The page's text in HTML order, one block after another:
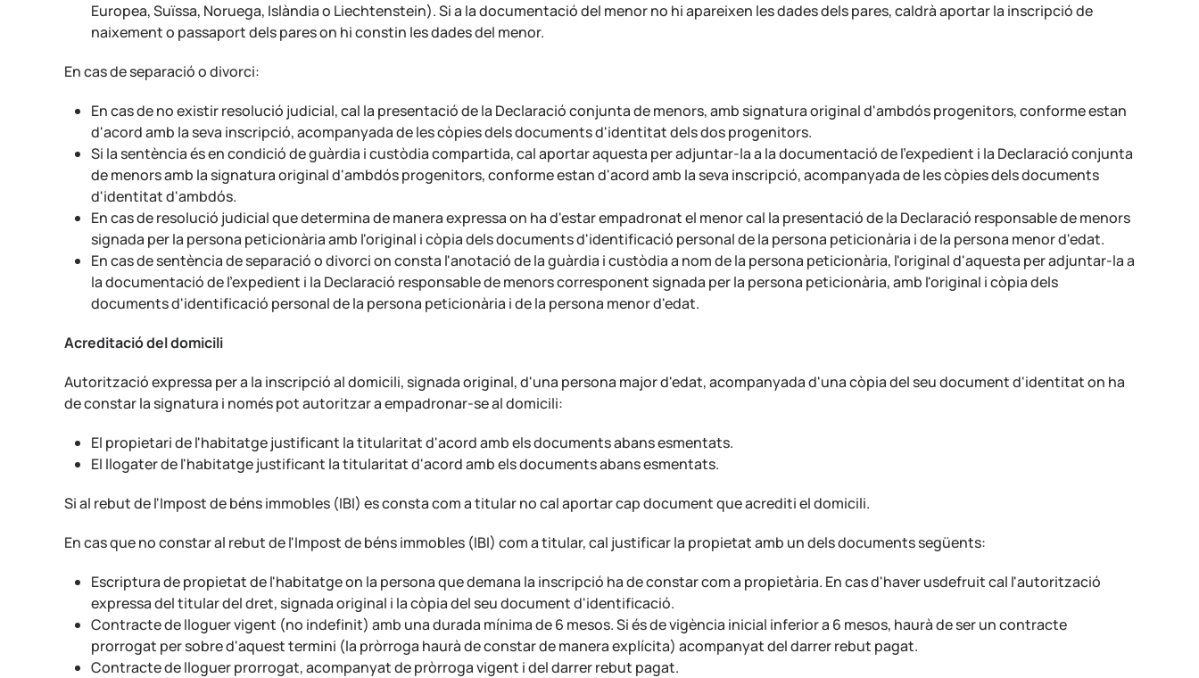
Europea, Suïssa, Noruega, Islàndia o Liechtenstein). Si a la documentació del menor no hi apareixen les dades dels pares, caldrà aportar la inscripció de
naixement o passaport dels pares on hi constin les dades del menor.
En cas de separació o divorci:
En cas de no existir resolució judicial, cal la presentació de la Declaració conjunta de menors, amb signatura original d'ambdós progenitors, conforme estan
d'acord amb la seva inscripció, acompanyada de les còpies dels documents d'identitat dels dos progenitors.
Si la sentència és en condició de guàrdia i custòdia compartida, cal aportar aquesta per adjuntar-la a la documentació de l'expedient i la Declaració conjunta
de menors amb la signatura original d'ambdós progenitors, conforme estan d'acord amb la seva inscripció, acompanyada de les còpies dels documents
d'identitat d'ambdós.
En cas de resolució judicial que determina de manera expressa on ha d'estar empadronat el menor cal la presentació de la Declaració responsable de menors
signada per la persona peticionària amb l'original i còpia dels documents d'identificació personal de la persona peticionària i de la persona menor d'edat.
En cas de sentència de separació o divorci on consta l'anotació de la guàrdia i custòdia a nom de la persona peticionària, l'original d'aquesta per adjuntar-la a
la documentació de l'expedient i la Declaració responsable de menors corresponent signada per la persona peticionària, amb l'original i còpia dels
documents d'identificació personal de la persona peticionària i de la persona menor d'edat.
Acreditació del domicili
Autorització expressa per a la inscripció al domicili, signada original, d'una persona major d'edat, acompanyada d'una còpia del seu document d'identitat on ha
de constar la signatura i només pot autoritzar a empadronar-se al domicili:
El propietari de l'habitatge justificant la titularitat d'acord amb els documents abans esmentats.
El llogater de l'habitatge justificant la titularitat d'acord amb els documents abans esmentats.
Si al rebut de l'Impost de béns immobles (IBI) es consta com a titular no cal aportar cap document que acrediti el domicili.
En cas que no constar al rebut de l'Impost de béns immobles (IBI) com a titular, cal justificar la propietat amb un dels documents següents:
Escriptura de propietat de l'habitatge on la persona que demana la inscripció ha de constar com a propietària. En cas d'haver usdefruit cal l'autorització
expressa del titular del dret, signada original i la còpia del seu document d'identificació.
Contracte de lloguer vigent (no indefinit) amb una durada mínima de 6 mesos. Si és de vigència inicial inferior a 6 mesos, haurà de ser un contracte
prorrogat per sobre d'aquest termini (la pròrroga haurà de constar de manera explícita) acompanyat del darrer rebut pagat.
Contracte de lloguer prorrogat, acompanyat de pròrroga vigent i del darrer rebut pagat.